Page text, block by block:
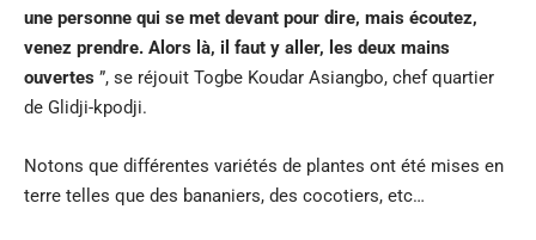
une personne qui se met devant pour dire, mais écoutez,
venez prendre. Alors là, il faut y aller, les deux mains
ouvertes ”, se réjouit Togbe Koudar Asiangbo, chef quartier
de Glidji-kpodji.
Notons que différentes variétés de plantes ont été mises en
terre telles que des bananiers, des cocotiers, etc…